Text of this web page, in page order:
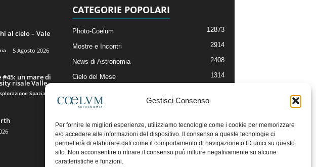
Gestisci Consenso
Per fornire le migliori esperienze, utilizziamo tecnologie come i cookie per memorizzare
e/o accedere alle informazioni del dispositivo. Il consenso a queste tecnologie ci
permetterà di elaborare dati come il comportamento di navigazione o ID unici su questo
sito. Non acconsentire o ritirare il consenso può influire negativamente su alcune
caratteristiche e funzioni.
al cielo – Vale
5 Agosto 2026
un mare di
risale Valle...
Spaziale
CATEGORIE POPOLARI
Photo-Coelum 12873
Mostre e Incontri 2914
News di Astronomia 2408
Cielo del Mese 1314
Articoli e Risorse On-Line
Il Blog della Redazione